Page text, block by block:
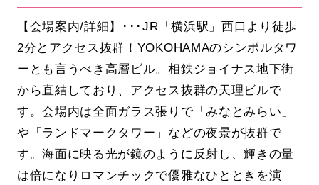
【会場案内/詳細】･･･JR「横浜駅」西口より徒歩
2分とアクセス抜群！YOKOHAMAのシンボルタワ
ーとも言うべき高層ビル。相鉄ジョイナス地下街
から直結しており、アクセス抜群の天理ビルで
す。会場内は全面ガラス張りで「みなとみらい」
や「ランドマークタワー」などの夜景が抜群で
す。海面に映る光が鏡のように反射し、輝きの量
は倍になりロマンチックで優雅なひとときを演